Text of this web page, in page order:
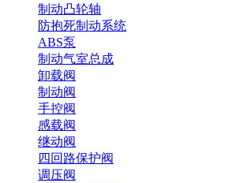
制动凸轮轴
防抱死制动系统
ABS泵
制动气室总成
卸载阀
制动阀
手控阀
感载阀
继动阀
四回路保护阀
调压阀